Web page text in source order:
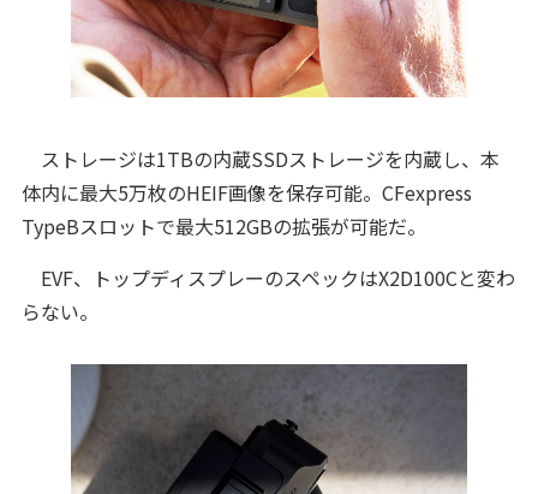
ストレージは1TBの内蔵SSDストレージを内蔵し、本
体内に最大5万枚のHEIF画像を保存可能。CFexpress
TypeBスロットで最大512GBの拡張が可能だ。
EVF、トップディスプレーのスペックはX2D100Cと変わ
らない。